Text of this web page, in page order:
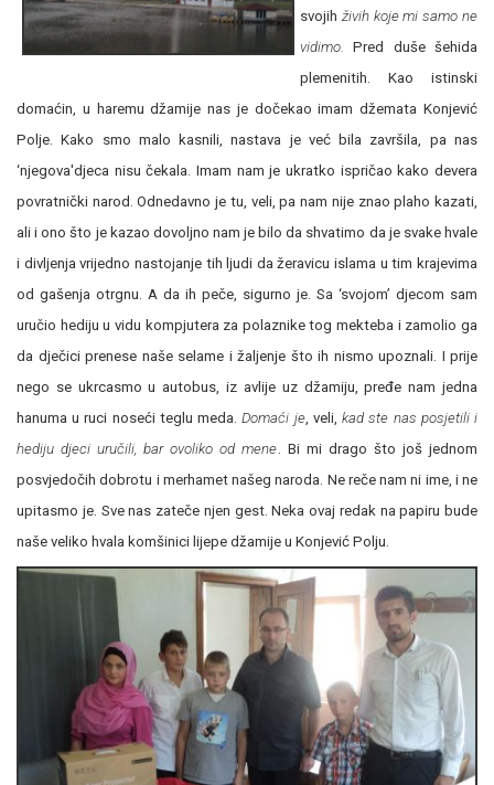
svojih živih koje mi samo ne
vidimo.Pred duše šehida
plemenitih. Kao istinski
domaćin, u haremu džamije nas je dočekao imam džemata Konjević
Polje. Kako smo malo kasnili, nastava je već bila završila, pa nas
‘njegova'djeca nisu čekala. Imam nam je ukratko ispričao kako devera
povratnički narod. Odnedavno je tu, veli, pa nam nije znao plaho kazati,
ali i ono što je kazao dovoljno nam je bilo da shvatimo da je svake hvale
i divljenja vrijedno nastojanje tih ljudi da žeravicu islama u tim krajevima
od gašenja otrgnu. A da ih peče, sigurno je. Sa ‘svojom’ djecom sam
uručio hediju u vidu kompjutera za polaznike tog mekteba i zamolio ga
da dječici prenese naše selame i žaljenje što ih nismo upoznali. I prije
nego se ukrcasmo u autobus, iz avlije uz džamiju, pređe nam jedna
hanuma u ruci noseći teglu meda.Domaći je, veli,kad ste nas posjetili i
hediju djeci uručili, bar ovoliko od mene . Bi mi drago što još jednom
posvjedočih dobrotu i merhamet našeg naroda. Ne reče nam ni ime, i ne
upitasmo je. Sve nas zateče njen gest. Neka ovaj redak na papiru bude
naše veliko hvala komšinici lijepe džamije u Konjević Polju.